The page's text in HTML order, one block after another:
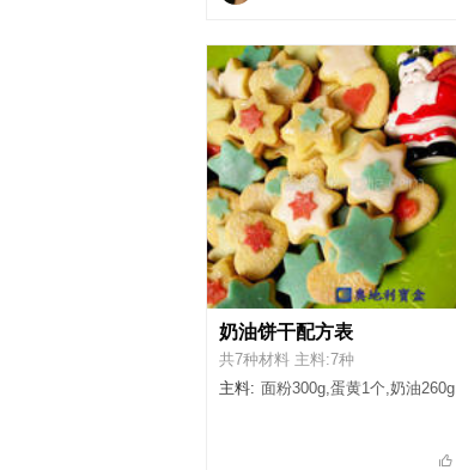
奶油饼干配方表
共7种材料 主料:7种
主料: 面粉300g,蛋黄1个,奶油260g,盐一小撮,糖粉130g,香草糖10g,新鲜柠檬的皮屑有机柠檬1个柠檬